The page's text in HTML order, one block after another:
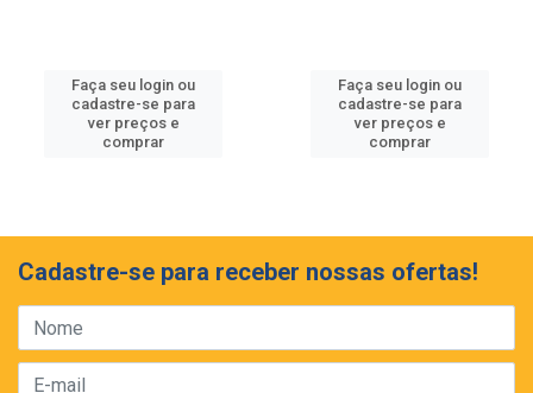
Faça seu login ou
cadastre-se para
ver preços e
comprar
Faça seu login ou
cadastre-se para
ver preços e
comprar
Cadastre-se para receber nossas ofertas!